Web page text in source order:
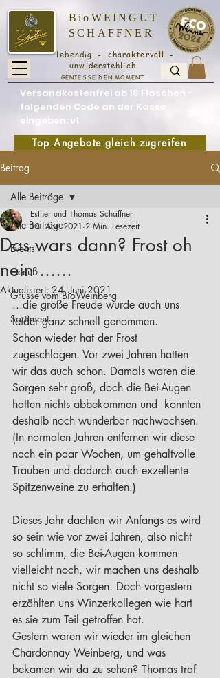
lebendig - charaktervoll -
unwiderstehlich
GENIESSE DEN MOMENT
BioWEINGUT
SCHAFFNER
Versandkostenfrei ab 18 Flaschen -
folgenden Code an der Kasse
eingeben: v1
Top Angebote gleich zugreifen
Beitrag
Alle Beiträge
Events
Genuß
Grüsse vom BioWeinberg
Sortiment
Alle Beiträge
Das wars dann? Frost oh
nein ......
Esther und Thomas Schaffner
18. Apr. 2021 2 Min. Lesezeit
Aktualisiert: 24. Juni 2021
...die große Freude wurde auch uns
leider ganz schnell genommen.
Schon wieder hat der Frost
zugeschlagen. Vor zwei Jahren hatten
wir das auch schon. Damals waren die
Sorgen sehr groß, doch die Bei-Augen
hatten nichts abbekommen und  konnten
deshalb noch wunderbar nachwachsen.
(In normalen Jahren entfernen wir diese
nach ein paar Wochen, um gehaltvolle
Trauben und dadurch auch exzellente
Spitzenweine zu erhalten.)
Dieses Jahr dachten wir Anfangs es wird
so sein wie vor zwei Jahren, also nicht
so schlimm, die Bei-Augen kommen
vielleicht noch, wir machen uns deshalb
nicht so viele Sorgen. Doch vorgestern
erzählten uns Winzerkollegen wie hart
es sie zum Teil getroffen hat.
Gestern waren wir wieder im gleichen
Chardonnay Weinberg, und was
bekamen wir da zu sehen? Thomas traf